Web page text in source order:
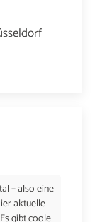
– also eine
aktuelle